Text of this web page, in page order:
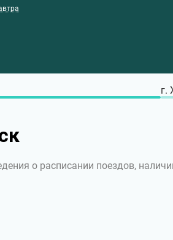
г.
о расписании поездов,